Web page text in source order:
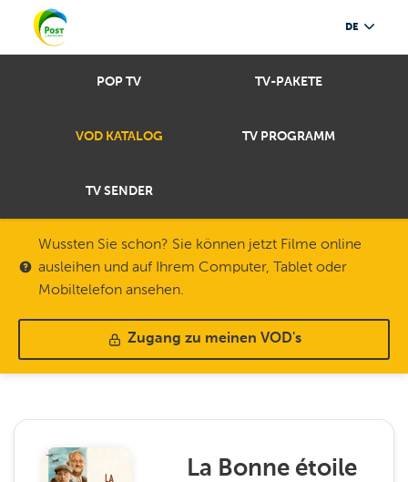
DE
POP TV TV-PAKETE
VOD KATALOG TV PROGRAMM
TV SENDER
Wussten Sie schon? Sie können jetzt Filme online
ausleihen und auf Ihrem Computer, Tablet oder
Mobiltelefon ansehen.
Zugang zu meinen VOD's
La Bonne étoile